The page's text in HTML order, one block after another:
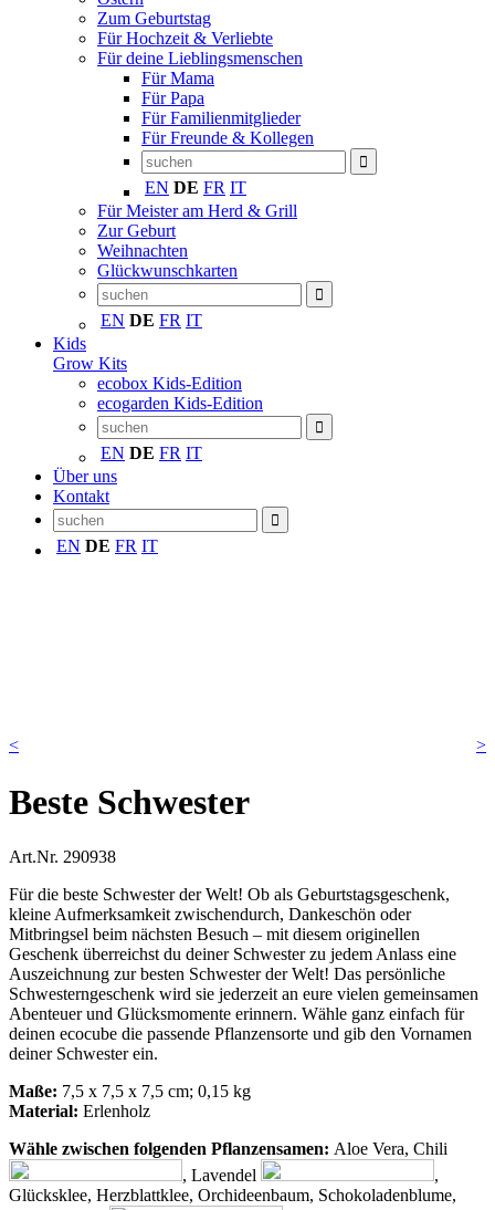
Zum Geburtstag
Für Hochzeit & Verliebte
Für deine Lieblingsmenschen
Für Mama
Für Papa
Für Familienmitglieder
Für Freunde & Kollegen
EN DE FR IT
Für Meister am Herd & Grill
Zur Geburt
Weihnachten
Glückwunschkarten
EN DE FR IT
Kids
Grow Kits
ecobox Kids-Edition
ecogarden Kids-Edition
EN DE FR IT
Über uns
Kontakt
EN DE FR IT
< >
Beste Schwester
Art.Nr. 290938
Für die beste Schwester der Welt! Ob als Geburtstagsgeschenk,
kleine Aufmerksamkeit zwischendurch, Dankeschön oder
Mitbringsel beim nächsten Besuch – mit diesem originellen
Geschenk überreichst du deiner Schwester zu jedem Anlass eine
Auszeichnung zur besten Schwester der Welt! Das persönliche
Schwesterngeschenk wird sie jederzeit an eure vielen gemeinsamen
Abenteuer und Glücksmomente erinnern. Wähle ganz einfach für
deinen ecocube die passende Pflanzensorte und gib den Vornamen
deiner Schwester ein.
Maße: 7,5 x 7,5 x 7,5 cm; 0,15 kg
Material: Erlenholz
Wähle zwischen folgenden Pflanzensamen: Aloe Vera, Chili
, Lavendel
,
Glücksklee, Herzblattklee, Orchideenbaum, Schokoladenblume,